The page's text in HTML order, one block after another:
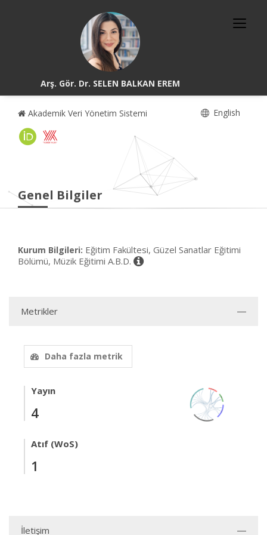
Arş. Gör. Dr. SELEN BALKAN EREM
Akademik Veri Yönetim Sistemi English
Genel Bilgiler
Kurum Bilgileri: Eğitim Fakültesi, Güzel Sanatlar Eğitimi
Bölümü, Müzik Eğitimi A.B.D.
Metrikler
Daha fazla metrik
Yayın
4
Atıf (WoS)
1
İletişim